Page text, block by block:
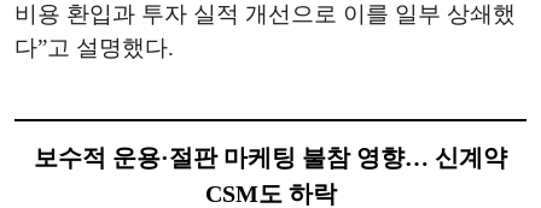
비용 환입과 투자 실적 개선으로 이를 일부 상쇄했
다”고 설명했다.
보수적 운용·절판 마케팅 불참 영향… 신계약
CSM도 하락